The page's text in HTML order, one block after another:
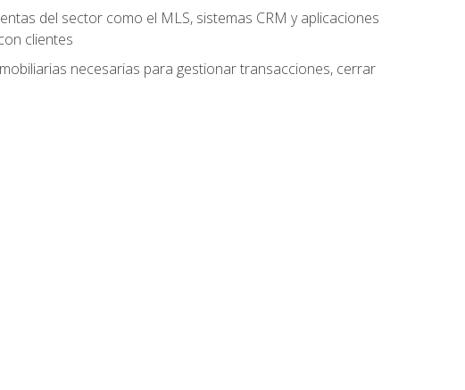
del sector como el MLS, sistemas CRM y aplicaciones
clientes
necesarias para gestionar transacciones, cerrar